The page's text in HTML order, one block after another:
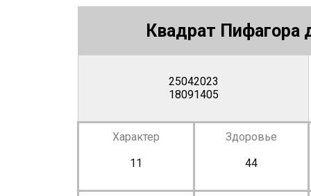
Квадрат Пифагора
25042023
18091405
Характер
11
Здоровье
44